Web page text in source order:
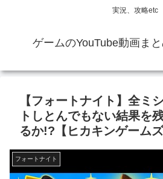
実況、攻略etc
ゲームのYouTube動画まと
【フォートナイト】全ミ
トしとんでもない結果を
るか!?【ヒカキンゲームズ
フォートナイト